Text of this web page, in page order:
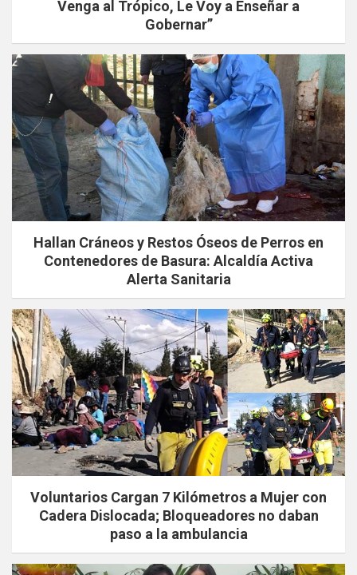
Venga al Trópico, Le Voy a Enseñar a
Gobernar”
Hallan Cráneos y Restos Óseos de Perros en
Contenedores de Basura: Alcaldía Activa
Alerta Sanitaria
Voluntarios Cargan 7 Kilómetros a Mujer con
Cadera Dislocada; Bloqueadores no daban
paso a la ambulancia